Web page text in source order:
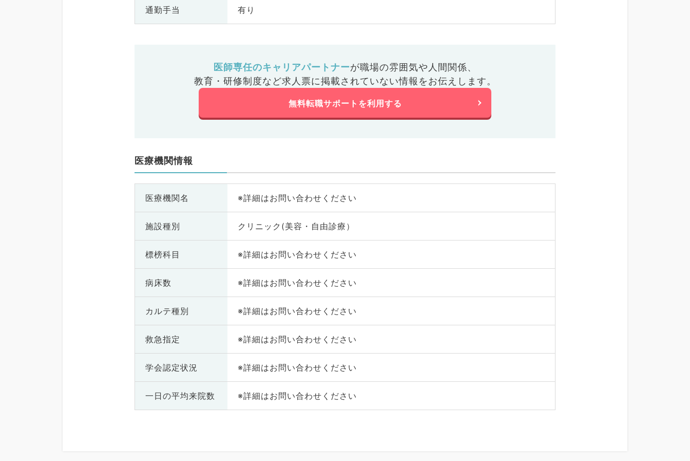
通勤手当 有り
医師専任のキャリアパートナーが職場の雰囲気や人間関係、
教育・研修制度など求人票に掲載されていない情報をお伝えします。
無料転職サポートを利用する
医療機関情報
医療機関名 ※詳細はお問い合わせください
施設種別 クリニック(美容・自由診療）
標榜科目 ※詳細はお問い合わせください
病床数 ※詳細はお問い合わせください
カルテ種別 ※詳細はお問い合わせください
救急指定 ※詳細はお問い合わせください
学会認定状況 ※詳細はお問い合わせください
一日の平均来院数 ※詳細はお問い合わせください